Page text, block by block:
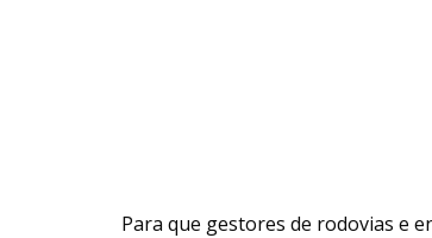
Para que gestores de rodovias e